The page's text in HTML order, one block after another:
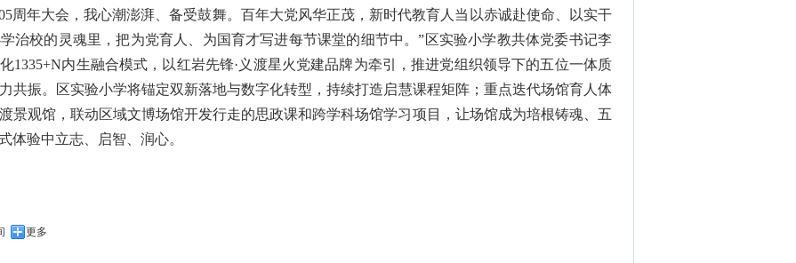
周年大会，我心潮澎湃、备受鼓舞。百年大党风华正茂，新时代教育人当以赤诚赴使命、以实干
校的灵魂里，把为党育人、为国育才写进每节课堂的细节中。”区实验小学教共体党委书记李
1335+N内生融合模式，以红岩先锋·义渡星火党建品牌为牵引，推进党组织领导下的五位一体质
共振。区实验小学将锚定双新落地与数字化转型，持续打造启慧课程矩阵；重点迭代场馆育人体
观馆，联动区域文博场馆开发行走的思政课和跨学科场馆学习项目，让场馆成为培根铸魂、五
体验中立志、启智、润心。
更多